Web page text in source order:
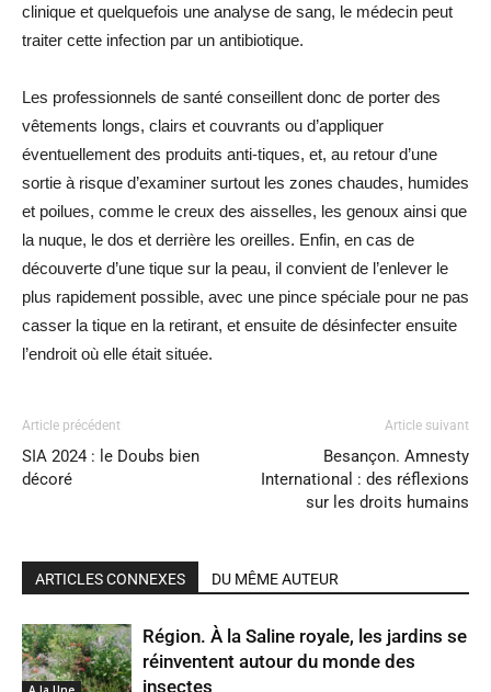
clinique et quelquefois une analyse de sang, le médecin peut
traiter cette infection par un antibiotique.
Les professionnels de santé conseillent donc de porter des
vêtements longs, clairs et couvrants ou d’appliquer
éventuellement des produits anti-tiques, et, au retour d’une
sortie à risque d’examiner surtout les zones chaudes, humides
et poilues, comme le creux des aisselles, les genoux ainsi que
la nuque, le dos et derrière les oreilles. Enfin, en cas de
découverte d’une tique sur la peau, il convient de l’enlever le
plus rapidement possible, avec une pince spéciale pour ne pas
casser la tique en la retirant, et ensuite de désinfecter ensuite
l’endroit où elle était située.
Article précédent
SIA 2024 : le Doubs bien
décoré
Article suivant
Besançon. Amnesty
International : des réflexions
sur les droits humains
ARTICLES CONNEXES DU MÊME AUTEUR
Région. À la Saline royale, les jardins se
réinventent autour du monde des
insectes